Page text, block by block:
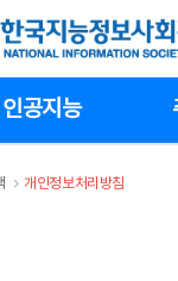
진흥원
인공지능
>
개인정보처리방침